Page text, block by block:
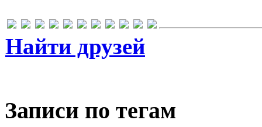
Найти друзей
Записи по тегам